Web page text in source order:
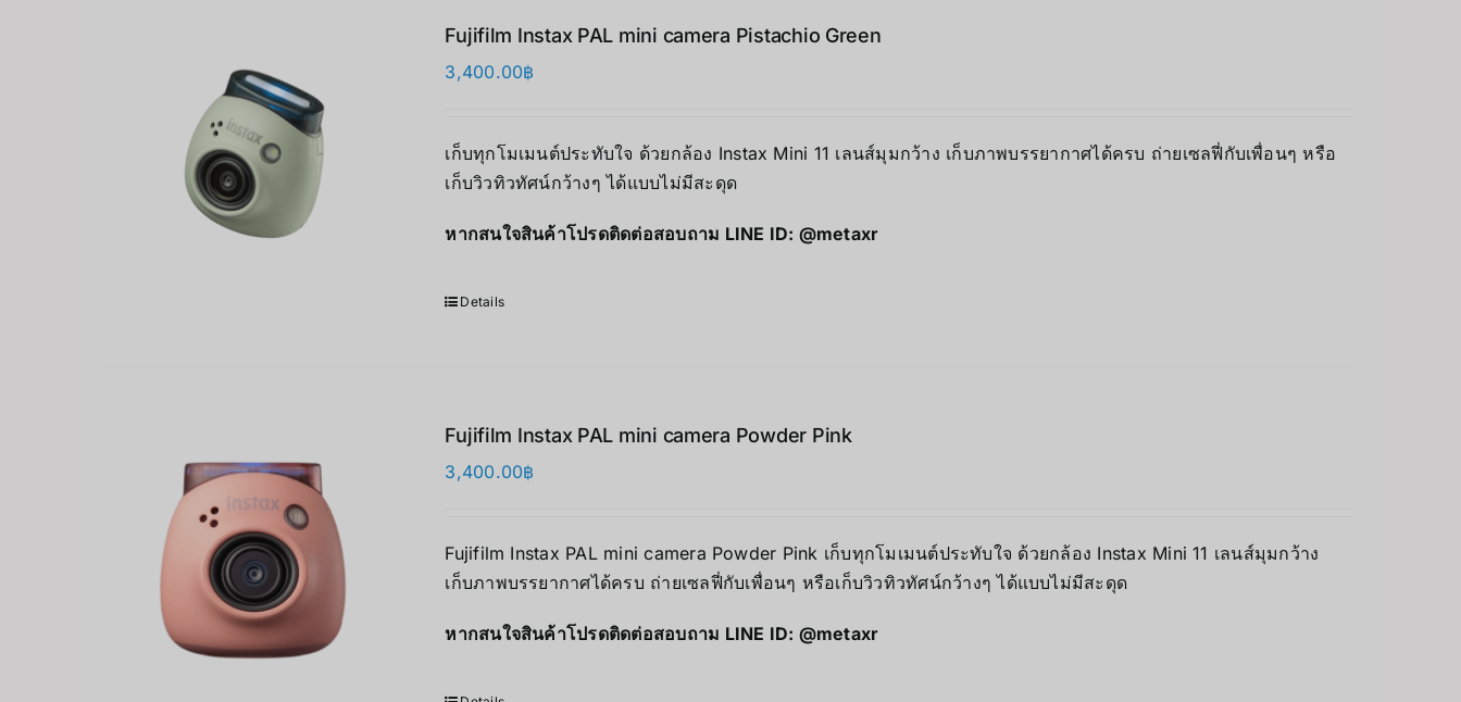
Fujifilm Instax PAL mini camera Pistachio Green
3,400.00฿
เก็บทุกโมเมนต์ประทับใจ ด้วยกล้อง Instax Mini 11 เลนส์มุมกว้าง เก็บภาพบรรยากาศได้ครบ ถ่ายเซลฟี่กับเพื่อนๆ หรือ
เก็บวิวทิวทัศน์กว้างๆ ได้แบบไม่มีสะดุด
หากสนใจสินค้าโปรดติดต่อสอบถาม LINE ID: @metaxr
Details
Fujifilm Instax PAL mini camera Powder Pink
3,400.00฿
Fujifilm Instax PAL mini camera Powder Pink เก็บทุกโมเมนต์ประทับใจ ด้วยกล้อง Instax Mini 11 เลนส์มุมกว้าง
เก็บภาพบรรยากาศได้ครบ ถ่ายเซลฟี่กับเพื่อนๆ หรือเก็บวิวทิวทัศน์กว้างๆ ได้แบบไม่มีสะดุด
หากสนใจสินค้าโปรดติดต่อสอบถาม LINE ID: @metaxr